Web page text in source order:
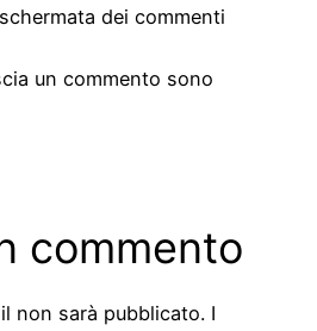
dei commenti
un commento sono
commento
non sarà pubblicato. I